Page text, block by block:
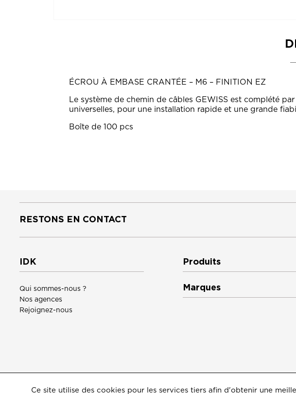
ÉCROU À EMBASE CRANTÉE – M6 – FINITION EZ
Le système de chemin de câbles GEWISS est complété
universelles, pour une installation rapide et une grande
Boîte de 100 pcs
RESTONS EN CONTACT
IDK
Qui sommes-nous ?
Nos agences
Rejoignez-nous
Produits
Marques
Ce site utilise des cookies pour les services tiers afin d'obtenir une